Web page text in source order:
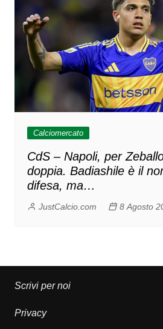
Calciomercato
CdS – Napoli, per
doppia. Badiashile è il
difesa, ma…
JustCalcio.com 8 Agosto
Scrivi per noi
Privacy